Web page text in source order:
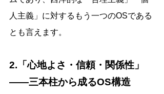
人主義」に対するもう一つのOSである
とも言えます。
2.「心地よさ・信頼・関係性」
――三本柱から成るOS構造